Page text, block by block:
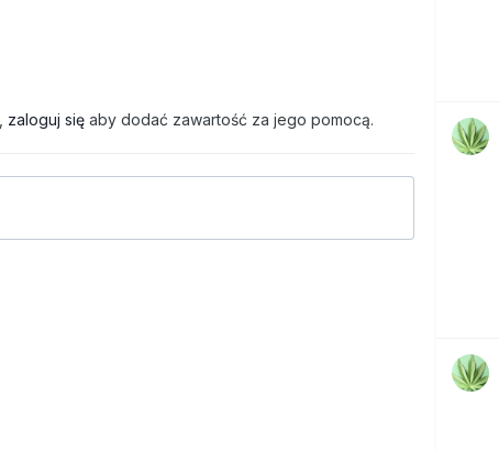
zaloguj się aby dodać zawartość za jego pomocą.